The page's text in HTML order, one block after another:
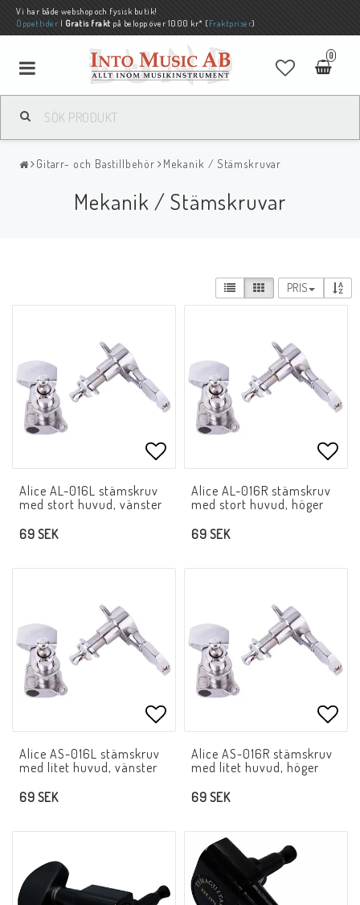
Vi har både webshop och fysisk butik!
Öppettider | Gratis frakt på belopp över 1000 kr* (Fraktpriser)
0
Gitarr- och Bastillbehör Mekanik / Stämskruvar
Mekanik / Stämskruvar
PRIS
Lägg till i favoritlistan
Alice AL-016L stämskruv
med stort huvud, vänster
69 SEK
Alice AL-016R stämskruv
med stort huvud, höger
69 SEK
Lägg till i favoritlistan
Alice AS-016L stämskruv
med litet huvud, vänster
69 SEK
Alice AS-016R stämskruv
med litet huvud, höger
69 SEK